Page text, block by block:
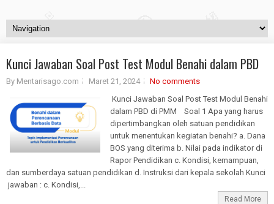
Kunci Jawaban Soal Post Test Modul Benahi dalam PBD
By Mentarisago.com Maret 21, 2024
No comments
Kunci Jawaban Soal Post Test Modul Benahi
dalam PBD di PMM Soal 1 Apa yang harus
dipertimbangkan oleh satuan pendidikan
untuk menentukan kegiatan benahi? a. Dana
BOS yang diterima b. Nilai pada indikator di
Rapor Pendidikan c. Kondisi, kemampuan,
dan sumberdaya satuan pendidikan d. Instruksi dari kepala sekolah Kunci
jawaban : c. Kondisi,...
Read More